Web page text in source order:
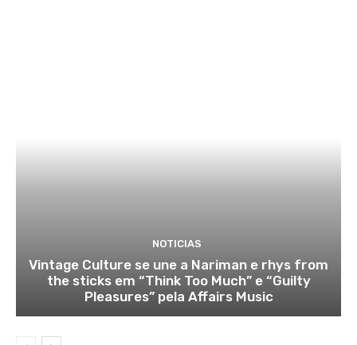
NOTICIAS
Vintage Culture se une a Nariman e rhys from
the sticks em “Think Too Much” e “Guilty
Pleasures” pela Affairs Music